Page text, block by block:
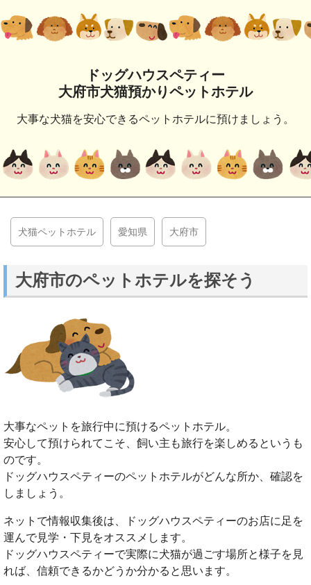
ドッグハウスペティー
大府市犬猫預かりペットホテル
大事な犬猫を安心できるペットホテルに預けましょう。
犬猫ペットホテル 愛知県 大府市
大府市のペットホテルを探そう
大事なペットを旅行中に預けるペットホテル。
安心して預けられてこそ、飼い主も旅行を楽しめるというも
のです。
ドッグハウスペティーのペットホテルがどんな所か、確認を
しましょう。
ネットで情報収集後は、ドッグハウスペティーのお店に足を
運んで見学・下見をオススメします。
ドッグハウスペティーで実際に犬猫が過ごす場所と様子を見
れば、信頼できるかどうか分かると思います。